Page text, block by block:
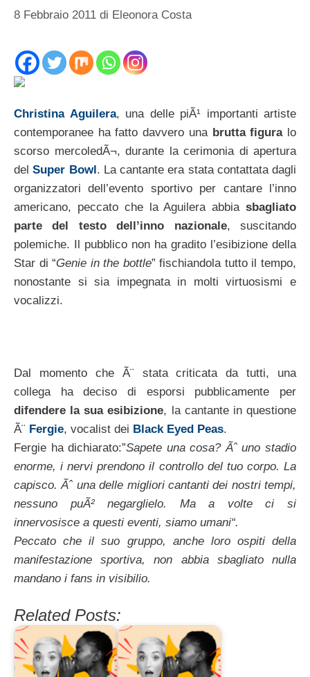
8 Febbraio 2011 di Eleonora Costa
Christina Aguilera, una delle piÃ¹ importanti artiste
contemporanee ha fatto davvero una brutta figuralo
scorso mercoledÃ¬, durante la cerimonia di apertura
delSuper Bowl . La cantante era stata contattata dagli
organizzatori dell’evento sportivo per cantare l’inno
americano, peccato che la Aguilera abbia sbagliato
parte del testo dell’inno nazionale, suscitando
polemiche. Il pubblico non ha gradito l’esibizione della
Star di “Genie in the bottle” fischiandola tutto il tempo,
nonostante si sia impegnata in molti virtuosismi e
vocalizzi.
Dal momento che Ã¨ stata criticata da tutti, una
collega ha deciso di esporsi pubblicamente per
difendere la sua esibizione, la cantante in questione
Ã¨ Fergie, vocalist dei Black Eyed Peas.
Fergie ha dichiarato:”Sapete una cosa? Ãˆ uno stadio
enorme, i nervi prendono il controllo del tuo corpo. La
capisco. Ãˆ una delle migliori cantanti dei nostri tempi,
nessuno puÃ² negarglielo. Ma a volte ci si
innervosisce a questi eventi, siamo umani“.
Peccato che il suo gruppo, anche loro ospiti della
manifestazione sportiva, non abbia sbagliato nulla
mandano i fans in visibilio.
Related Posts: